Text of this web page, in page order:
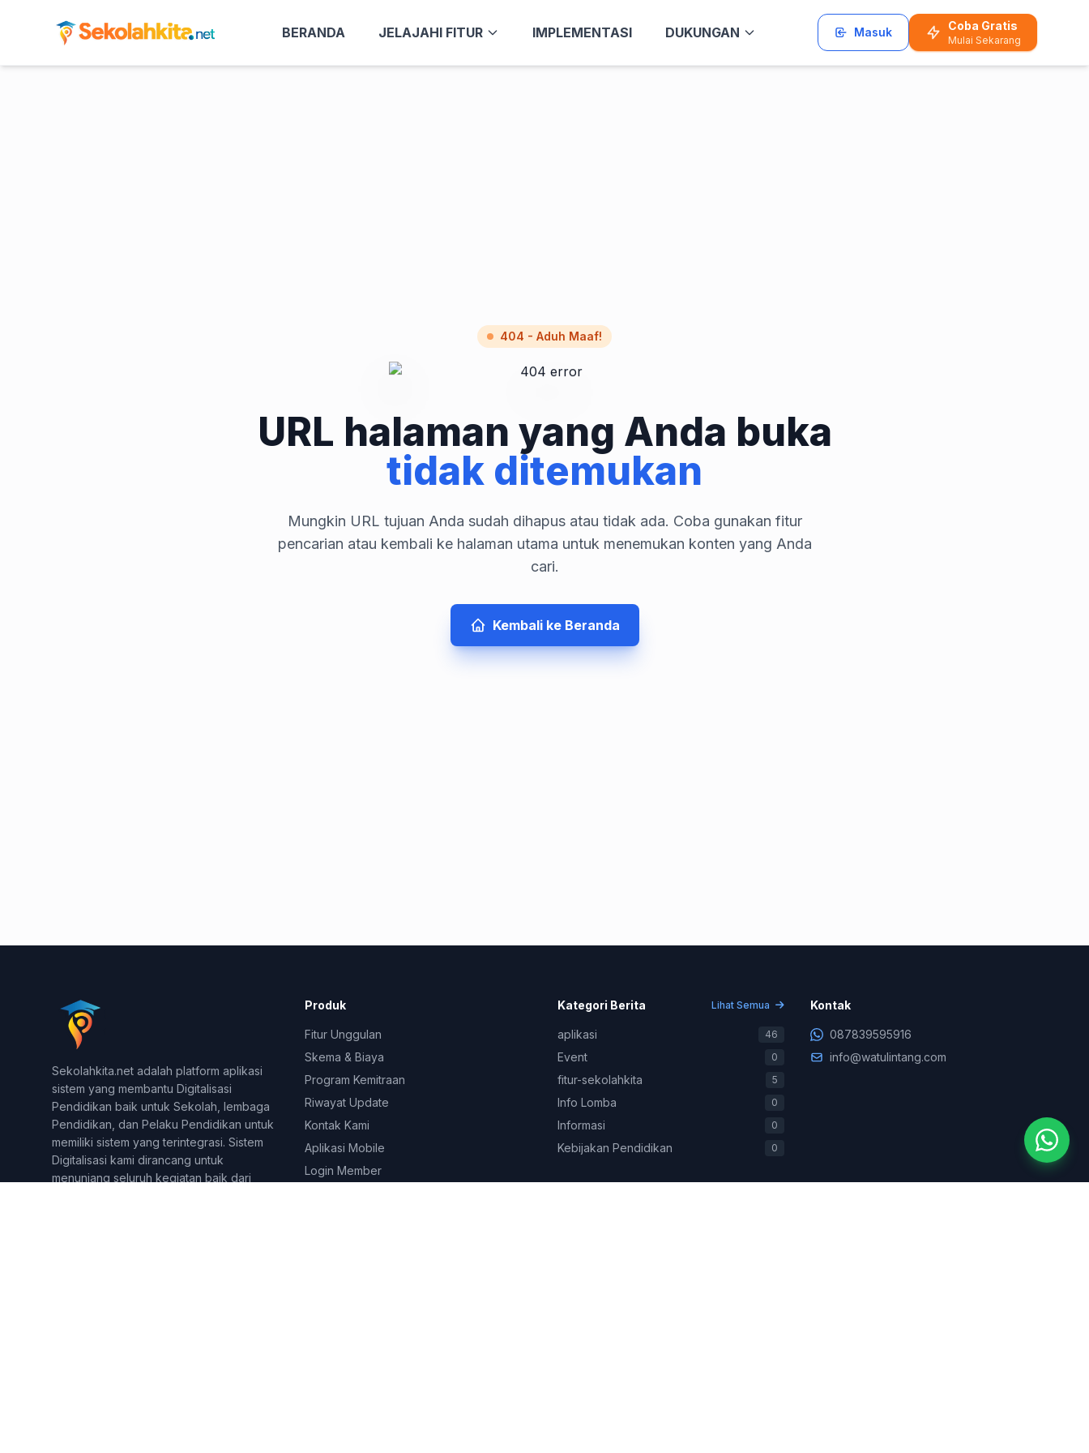
BERANDA JELAJAHI FITUR IMPLEMENTASI DUKUNGAN Masuk Coba Gratis
Mulai Sekarang
404 - Aduh Maaf!
URL halaman yang Anda buka
tidak ditemukan
Mungkin URL tujuan Anda sudah dihapus atau tidak ada. Coba gunakan fitur
pencarian atau kembali ke halaman utama untuk menemukan konten yang Anda
cari.
Kembali ke Beranda
Sekolahkita.net adalah platform aplikasi
sistem yang membantu Digitalisasi
Pendidikan baik untuk Sekolah, lembaga
Pendidikan, dan Pelaku Pendidikan untuk
memiliki sistem yang terintegrasi. Sistem
Digitalisasi kami dirancang untuk
menunjang seluruh kegiatan baik dari
Produk
Fitur Unggulan
Skema & Biaya
Program Kemitraan
Riwayat Update
Kontak Kami
Aplikasi Mobile
Login Member
Kategori Berita Lihat Semua
aplikasi 46
Event 0
fitur-sekolahkita 5
Info Lomba 0
Informasi 0
Kebijakan Pendidikan 0
Kontak
087839595916
info@watulintang.com
Support Teknis (WA Only)